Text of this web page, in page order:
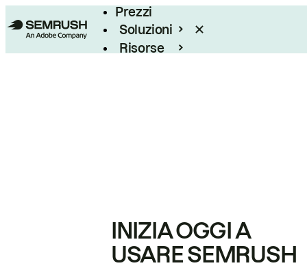
Prezzi
Soluzioni
Risorse
INIZIA OGGI A
USARE SEMRUSH